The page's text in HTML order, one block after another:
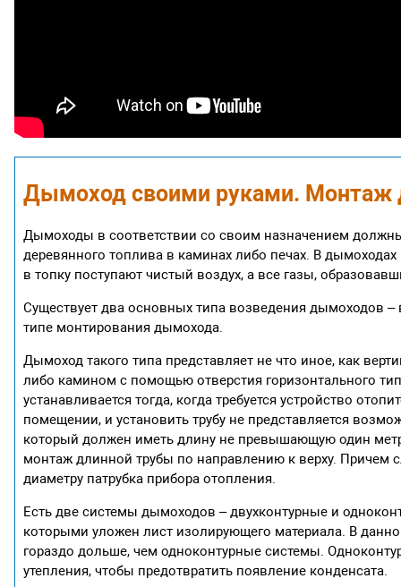
Дымоход своими руками. Монтаж
Дымоходы в соответствии со своим назначением
деревянного топлива в каминах либо печах. В
в топку поступают чистый воздух, а все газы,
Существует два основных типа возведения дымоходов
типе монтирования дымохода.
Дымоход такого типа представляет не что иное, как
либо камином с помощью отверстия горизонтального
устанавливается тогда, когда требуется устройство
помещении, и установить трубу не представляется
который должен иметь длину не превышающую один метр
монтаж длинной трубы по направлению к верху. Причем
диаметру патрубка прибора отопления.
Есть две системы дымоходов – двухконтурные и
которыми уложен лист изолирующего материала. В
гораздо дольше, чем одноконтурные системы.
утепления, чтобы предотвратить появление конденсата.